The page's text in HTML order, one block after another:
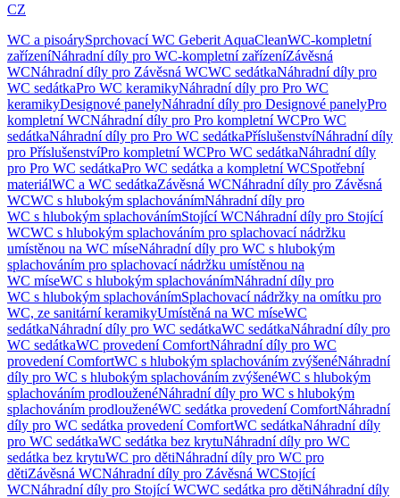
CZ
WC a pisoárySprchovací WC Geberit AquaCleanWC-kompletní
zařízeníNáhradní díly pro WC-kompletní zařízeníZávěsná
WCNáhradní díly pro Závěsná WCWC sedátkaNáhradní díly pro
WC sedátkaPro WC keramikyNáhradní díly pro Pro WC
keramikyDesignové panelyNáhradní díly pro Designové panelyPro
kompletní WCNáhradní díly pro Pro kompletní WCPro WC
sedátkaNáhradní díly pro Pro WC sedátkaPříslušenstvíNáhradní díly
pro PříslušenstvíPro kompletní WCPro WC sedátkaNáhradní díly
pro Pro WC sedátkaPro WC sedátka a kompletní WCSpotřební
materiálWC a WC sedátkaZávěsná WCNáhradní díly pro Závěsná
WCWC s hlubokým splachovánímNáhradní díly pro
WC s hlubokým splachovánímStojící WCNáhradní díly pro Stojící
WCWC s hlubokým splachováním pro splachovací nádržku
umístěnou na WC míseNáhradní díly pro WC s hlubokým
splachováním pro splachovací nádržku umístěnou na
WC míseWC s hlubokým splachovánímNáhradní díly pro
WC s hlubokým splachovánímSplachovací nádržky na omítku pro
WC, ze sanitární keramikyUmístěná na WC míseWC
sedátkaNáhradní díly pro WC sedátkaWC sedátkaNáhradní díly pro
WC sedátkaWC provedení ComfortNáhradní díly pro WC
provedení ComfortWC s hlubokým splachováním zvýšenéNáhradní
díly pro WC s hlubokým splachováním zvýšenéWC s hlubokým
splachováním prodlouženéNáhradní díly pro WC s hlubokým
splachováním prodlouženéWC sedátka provedení ComfortNáhradní
díly pro WC sedátka provedení ComfortWC sedátkaNáhradní díly
pro WC sedátkaWC sedátka bez krytuNáhradní díly pro WC
sedátka bez krytuWC pro dětiNáhradní díly pro WC pro
dětiZávěsná WCNáhradní díly pro Závěsná WCStojící
WCNáhradní díly pro Stojící WCWC sedátka pro dětiNáhradní díly